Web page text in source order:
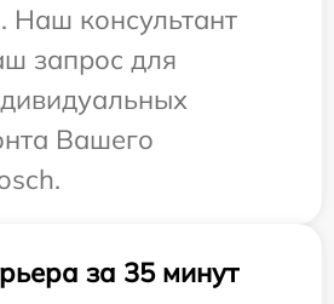
Наш консультант
запрос для
Вашего
за 35 минут